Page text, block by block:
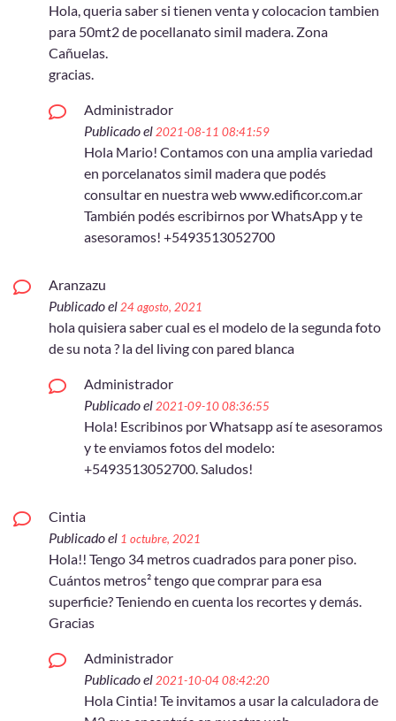
Hola, queria saber si tienen venta y colocacion tambien
para 50mt2 de pocellanato simil madera. Zona
Cañuelas.
gracias.
Administrador
Publicado el 2021-08-11 08:41:59
Hola Mario! Contamos con una amplia variedad
en porcelanatos simil madera que podés
consultar en nuestra web www.edificor.com.ar
También podés escribirnos por WhatsApp y te
asesoramos! +5493513052700
Aranzazu
Publicado el 24 agosto, 2021
hola quisiera saber cual es el modelo de la segunda foto
de su nota ? la del living con pared blanca
Administrador
Publicado el 2021-09-10 08:36:55
Hola! Escribinos por Whatsapp así te asesoramos
y te enviamos fotos del modelo:
+5493513052700. Saludos!
Cintia
Publicado el 1 octubre, 2021
Hola!! Tengo 34 metros cuadrados para poner piso.
Cuántos metros² tengo que comprar para esa
superficie? Teniendo en cuenta los recortes y demás.
Gracias
Administrador
Publicado el 2021-10-04 08:42:20
Hola Cintia! Te invitamos a usar la calculadora de